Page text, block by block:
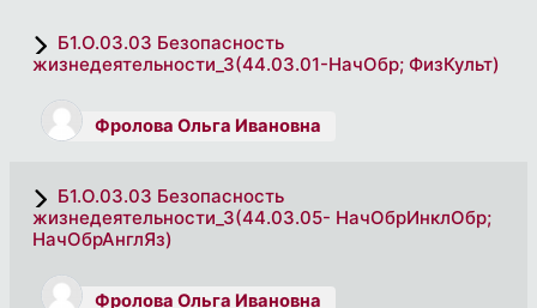
Б1.О.03.03 Безопасность
жизнедеятельности_3(44.03.01-НачОбр; ФизКульт)
Фролова Ольга Ивановна
Б1.О.03.03 Безопасность
жизнедеятельности_3(44.03.05- НачОбрИнклОбр;
НачОбрАнглЯз)
Фролова Ольга Ивановна